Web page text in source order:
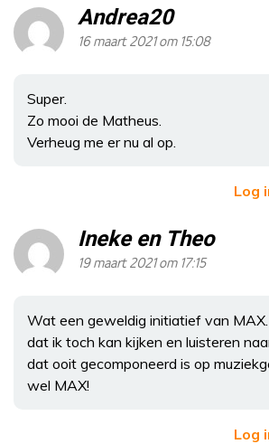
Andrea20
16 maart 2021 om 15:08
Super.
Zo mooi de Matheus.
Verheug me er nu al op.
Log
Ineke en Theo
19 maart 2021 om 17:15
Wat een geweldig initiatief van
dat ik toch kan kijken en luisteren
dat ooit gecomponeerd is op
wel MAX!
Log